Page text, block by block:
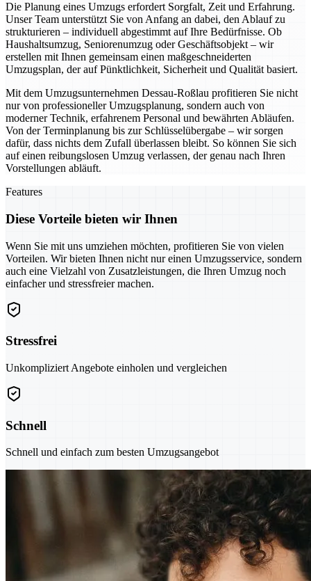
Die Planung eines Umzugs erfordert Sorgfalt, Zeit und Erfahrung.
Unser Team unterstützt Sie von Anfang an dabei, den Ablauf zu
strukturieren – individuell abgestimmt auf Ihre Bedürfnisse. Ob
Haushaltsumzug, Seniorenumzug oder Geschäftsobjekt – wir
erstellen mit Ihnen gemeinsam einen maßgeschneiderten
Umzugsplan, der auf Pünktlichkeit, Sicherheit und Qualität basiert.
Mit dem Umzugsunternehmen Dessau-Roßlau profitieren Sie nicht
nur von professioneller Umzugsplanung, sondern auch von
moderner Technik, erfahrenem Personal und bewährten Abläufen.
Von der Terminplanung bis zur Schlüsselübergabe – wir sorgen
dafür, dass nichts dem Zufall überlassen bleibt. So können Sie sich
auf einen reibungslosen Umzug verlassen, der genau nach Ihren
Vorstellungen abläuft.
Features
Diese Vorteile bieten wir Ihnen
Wenn Sie mit uns umziehen möchten, profitieren Sie von vielen
Vorteilen. Wir bieten Ihnen nicht nur einen Umzugsservice, sondern
auch eine Vielzahl von Zusatzleistungen, die Ihren Umzug noch
einfacher und stressfreier machen.
Stressfrei
Unkompliziert Angebote einholen und vergleichen
Schnell
Schnell und einfach zum besten Umzugsangebot